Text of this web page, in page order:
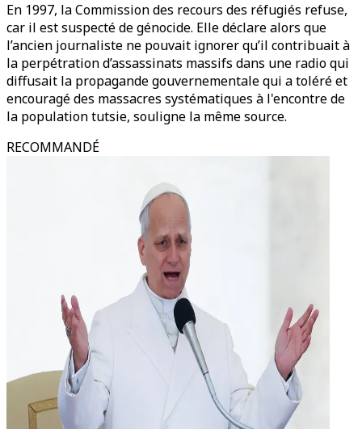
En 1997, la Commission des recours des réfugiés refuse,
car il est suspecté de génocide. Elle déclare alors que
l’ancien journaliste ne pouvait ignorer qu’il contribuait à
la perpétration d’assassinats massifs dans une radio qui
diffusait la propagande gouvernementale qui a toléré et
encouragé des massacres systématiques à l'encontre de
la population tutsie, souligne la même source.
RECOMMANDÉ